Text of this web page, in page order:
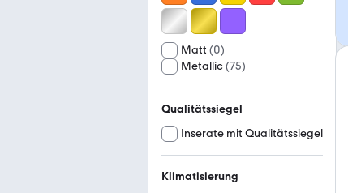
Matt (0)
Metallic(75)
Qualitätssiegel
Inserate mit Qualitätssiegel
Klimatisierung